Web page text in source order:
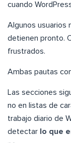
cuando
Algunos usuarios
detienen pronto.
frustrados.
Ambas pautas
Las secciones
no en listas de
trabajo diario de
detectar lo que